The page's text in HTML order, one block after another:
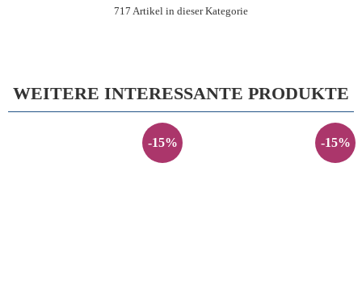
717 Artikel in dieser Kategorie
WEITERE INTERESSANTE PRODUKTE
-15% -15%